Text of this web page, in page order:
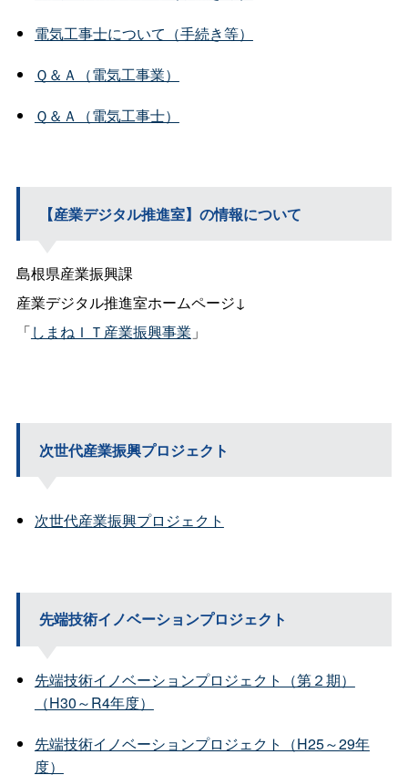
電気工事士について（手続き等）
Ｑ＆Ａ（電気工事業）
Ｑ＆Ａ（電気工事士）
【産業デジタル推進室】の情報について
島根県産業振興課
産業デジタル推進室ホームページ↓
「しまねＩＴ産業振興事業 」
次世代産業振興プロジェクト
次世代産業振興プロジェクト
先端技術イノベーションプロジェクト
先端技術イノベーションプロジェクト（第２期）
（H30～R4年度）
先端技術イノベーションプロジェクト（H25～29年
度）